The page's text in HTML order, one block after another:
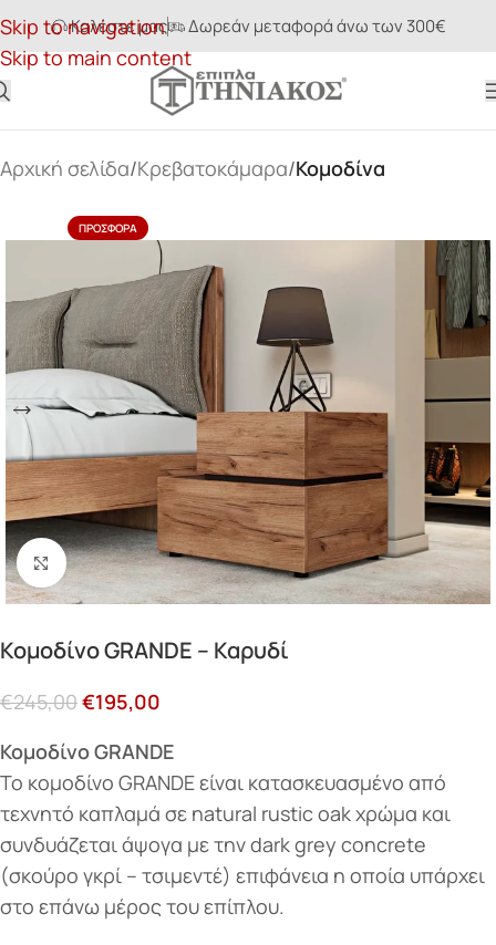
Skip to navigation
Skip to main content
Καλέστε μας Δωρεάν μεταφορά άνω των 300€
Αρχική σελίδα Κρεβατοκάμαρα Κομοδίνα
ΠΡΟΣΦΟΡΆ
Κάντε κλικ για μεγέθυνση
Κομοδίνο GRANDE – Καρυδί
€245,00€195,00
Κομοδίνο GRANDE
Το κομοδίνο GRANDE είναι κατασκευασμένο από
τεχνητό καπλαμά σε natural rustic oak χρώμα και
συνδυάζεται άψογα με την dark grey concrete
(σκούρο γκρί – τσιμεντέ) επιφάνεια η οποία υπάρχει
στο επάνω μέρος του επίπλου.